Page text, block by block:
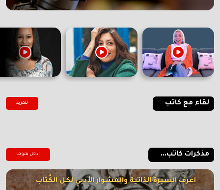
لقاء مع كاتب للمزيد
مذكرات كاتب... ادخل شوف
اعرف السيرة الذاتية والمشوار الأدبي لكل الكُتاب